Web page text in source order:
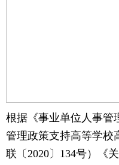
根据《事业单位人事管
管理政策支持高等学校
联〔2020〕134号）《